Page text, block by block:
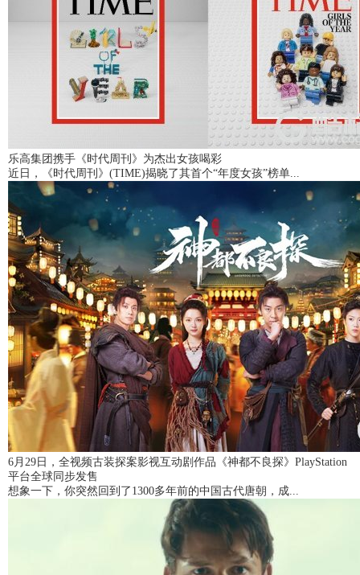
乐高集团携手《时代周刊》为杰出女孩喝彩
近日，《时代周刊》(TIME)揭晓了其首个“年度女孩”榜单...
6月29日，全视频古装探案影视互动剧作品《神都不良探》PlayStation
平台全球同步发售
想象一下，你突然回到了1300多年前的中国古代唐朝，成...